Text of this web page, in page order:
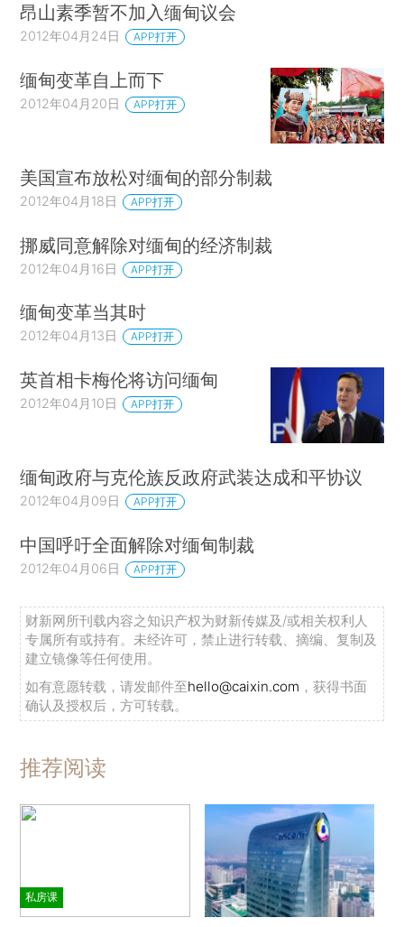
昂山素季暂不加入缅甸议会
2012年04月24日 APP打开
缅甸变革自上而下
2012年04月20日 APP打开
美国宣布放松对缅甸的部分制裁
2012年04月18日 APP打开
挪威同意解除对缅甸的经济制裁
2012年04月16日 APP打开
缅甸变革当其时
2012年04月13日 APP打开
英首相卡梅伦将访问缅甸
2012年04月10日 APP打开
缅甸政府与克伦族反政府武装达成和平协议
2012年04月09日 APP打开
中国呼吁全面解除对缅甸制裁
2012年04月06日 APP打开
财新网所刊载内容之知识产权为财新传媒及/或相关权利人
专属所有或持有。未经许可，禁止进行转载、摘编、复制及
建立镜像等任何使用。
如有意愿转载，请发邮件至hello@caixin.com ，获得书面
确认及授权后，方可转载。
推荐阅读
私房课